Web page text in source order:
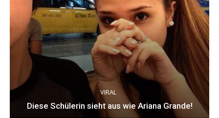
VIRAL
Diese Schülerin sieht aus wie Ariana Grande!